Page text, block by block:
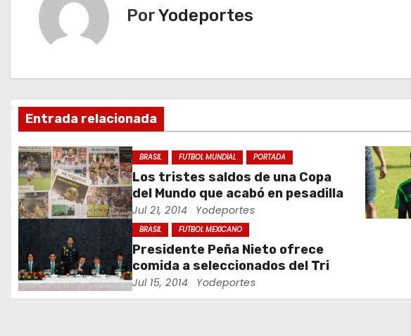
c
i
ó
n
d
e
e
PorYodeportes
Entrada relacionada
BRASIL FUTBOL MUNDIAL PORTADA
Los tristes saldos de una Copa
del Mundo que acabó en pesadilla
Jul 21, 2014 Yodeportes
BRASIL FUTBOL MEXICANO
Presidente Peña Nieto ofrece
comida a seleccionados del Tri
Jul 15, 2014 Yodeportes